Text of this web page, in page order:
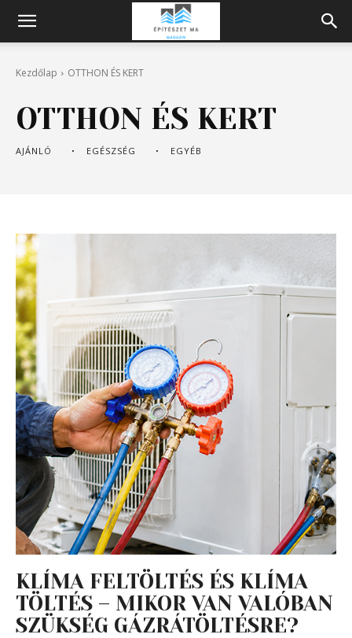
Építeszeti
Kezdőlap OTTHON ÉS KERT
OTTHON ÉS KERT
AJÁNLÓ EGÉSZSÉG EGYÉB
KLÍMA FELTÖLTÉS ÉS KLÍMA
TÖLTÉS – MIKOR VAN VALÓBAN
SZÜKSÉG GÁZRÁTÖLTÉSRE?